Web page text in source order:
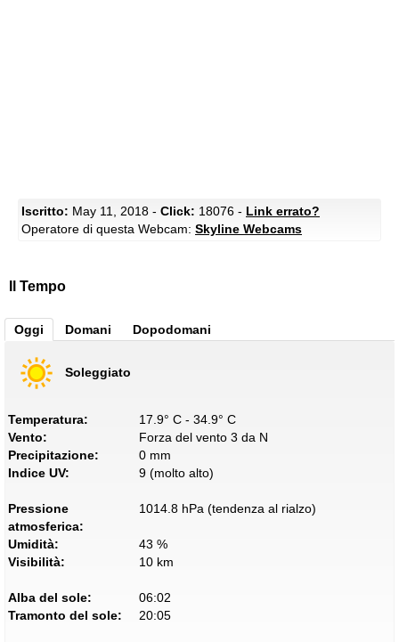
Iscritto: May 11, 2018 - Click: 18076 - Link errato?
Operatore di questa Webcam: Skyline Webcams
Il Tempo
Oggi Domani Dopodomani
Soleggiato
Temperatura:
17.9° C - 34.9° C
Vento:
Forza del vento 3 da N
Precipitazione:
0 mm
Indice UV:
9 (molto alto)
Pressione
atmosferica:
1014.8 hPa (tendenza al rialzo)
Umidità:
43 %
Visibilità:
10 km
Alba del sole:
06:02
Tramonto del sole:
20:05